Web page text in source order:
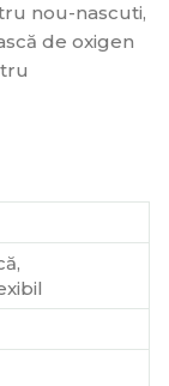
nou-nascuti,
de oxigen